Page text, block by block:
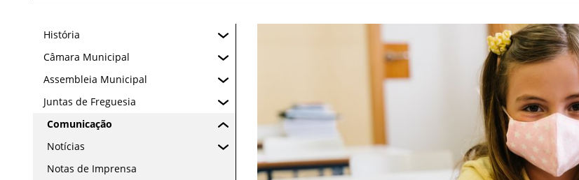
História
Câmara Municipal
Assembleia Municipal
Juntas de Freguesia
Comunicação
Notícias
Notas de Imprensa